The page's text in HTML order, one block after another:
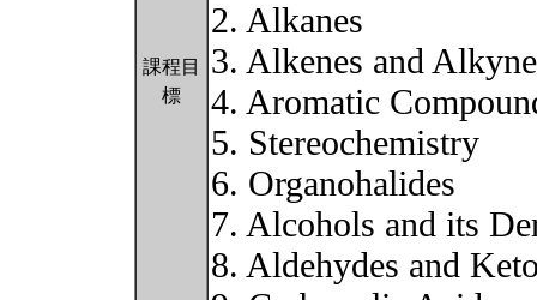
課程目
標
2. Alkanes
3. Alkenes and
4. Aromatic
5. Stereochemistry
6. Organohalides
7. Alcohols and its
8. Aldehydes and